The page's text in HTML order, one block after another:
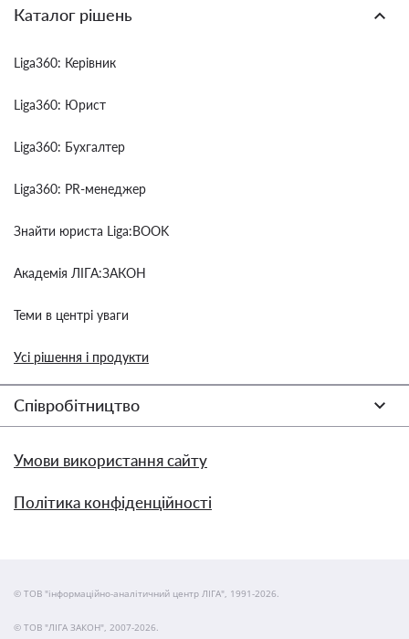
Каталог рішень
Liga360: Керівник
Liga360: Юрист
Liga360: Бухгалтер
Liga360: PR-менеджер
Знайти юриста Liga:BOOK
Академія ЛІГА:ЗАКОН
Теми в центрі уваги
Усі рішення і продукти
Співробітництво
Умови використання сайту
Політика конфіденційності
© ТОВ "інформаційно-аналітичний центр ЛІГА", 1991-2026.
© ТОВ "ЛІГА ЗАКОН", 2007-2026.